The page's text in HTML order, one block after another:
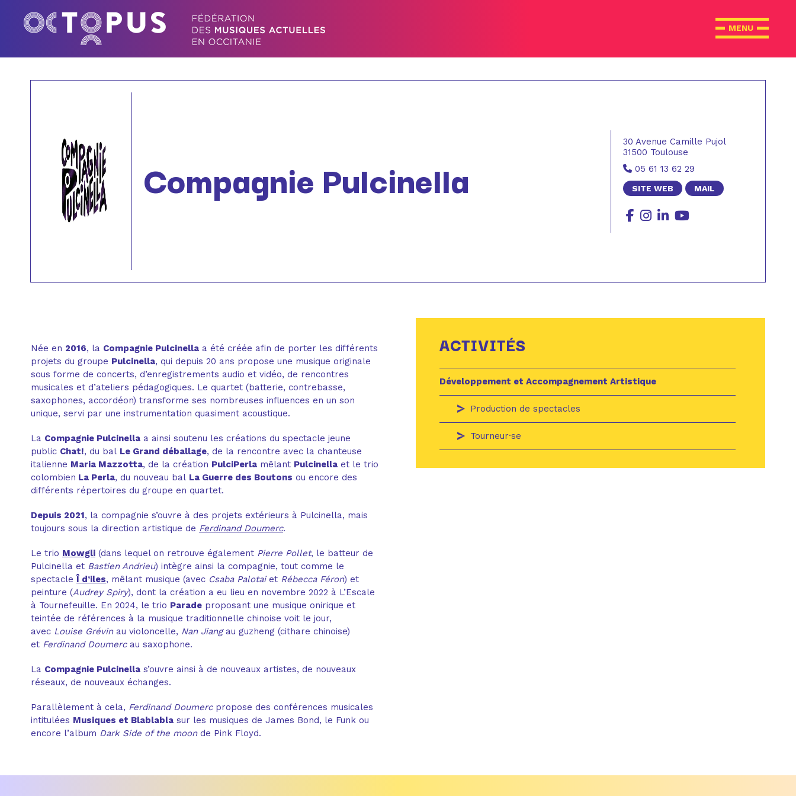
Compagnie Pulcinella
30 Avenue Camille Pujol
31500 Toulouse
05 61 13 62 29
SITE WEB MAIL
Née en 2016, la Compagnie Pulcinella a été créée afin de porter les différents
projets du groupe Pulcinella, qui depuis 20 ans propose une musique originale
sous forme de concerts, d’enregistrements audio et vidéo, de rencontres
musicales et d’ateliers pédagogiques. Le quartet (batterie, contrebasse,
saxophones, accordéon) transforme ses nombreuses influences en un son
unique, servi par une instrumentation quasiment acoustique.
La Compagnie Pulcinella a ainsi soutenu les créations du spectacle jeune
public Chat!, du bal Le Grand déballage, de la rencontre avec la chanteuse
italienne Maria Mazzotta, de la création PulciPerla mêlant Pulcinella et le trio
colombien La Perla, du nouveau bal La Guerre des Boutons ou encore des
différents répertoires du groupe en quartet.
Depuis 2021, la compagnie s’ouvre à des projets extérieurs à Pulcinella, mais
toujours sous la direction artistique de Ferdinand Doumerc.
Le trio Mowgli (dans lequel on retrouve également Pierre Pollet, le batteur de
Pulcinella et Bastien Andrieu) intègre ainsi la compagnie, tout comme le
spectacleÎ d’iles, mêlant musique (avec Csaba Palotaiet Rébecca Féron) et
peinture (Audrey Spiry), dont la création a eu lieu en novembre 2022 à L’Escale
à Tournefeuille. En 2024, le trio Parade proposant une musique onirique et
teintée de références à la musique traditionnelle chinoise voit le jour,
avec Louise Grévinau violoncelle, Nan Jiangau guzheng (cithare chinoise)
et Ferdinand Doumercau saxophone.
La Compagnie Pulcinella s’ouvre ainsi à de nouveaux artistes, de nouveaux
réseaux, de nouveaux échanges.
Parallèlement à cela, Ferdinand Doumercpropose des conférences musicales
intitulées Musiques et Blablabla sur les musiques de James Bond, le Funk ou
encore l’album Dark Side of the moonde Pink Floyd.
ACTIVITÉS
Développement et Accompagnement Artistique
Production de spectacles
Tourneur·se